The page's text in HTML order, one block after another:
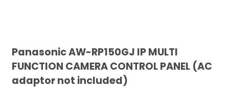
Panasonic AW-RP150GJ IP MULTI
FUNCTION CAMERA CONTROL PANEL (AC
adaptor not included)